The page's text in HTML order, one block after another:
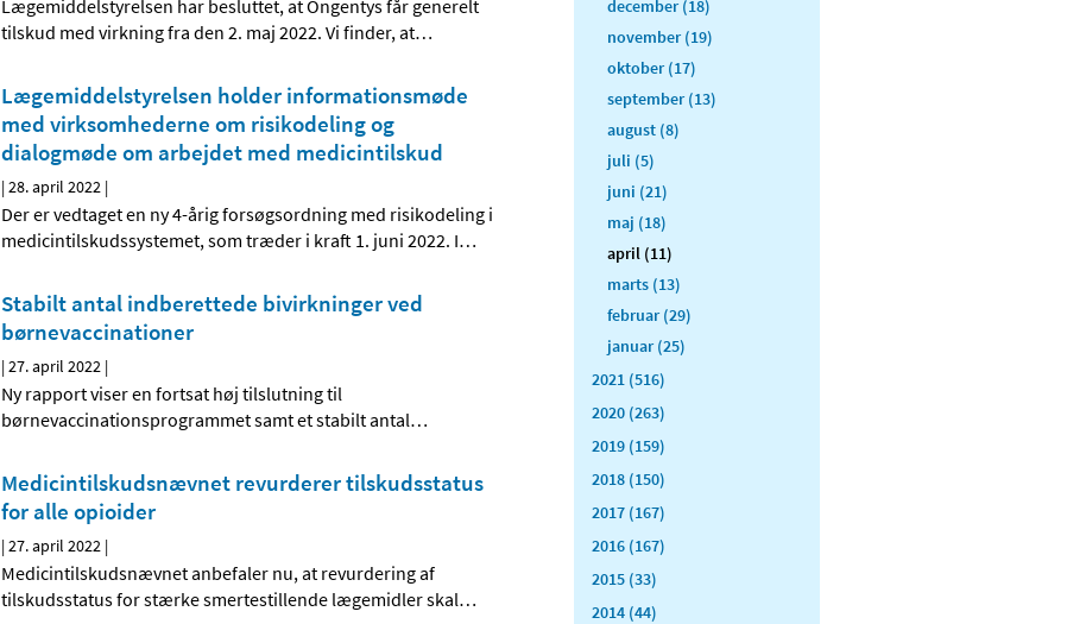
Lægemiddelstyrelsen har besluttet, at Ongentys får generelt
tilskud med virkning fra den 2. maj 2022. Vi finder, at…
Lægemiddelstyrelsen holder informationsmøde
med virksomhederne om risikodeling og
dialogmøde om arbejdet med medicintilskud
|28. april 2022 |
Der er vedtaget en ny 4-årig forsøgsordning med risikodeling i
medicintilskudssystemet, som træder i kraft 1. juni 2022. I…
Stabilt antal indberettede bivirkninger ved
børnevaccinationer
|27. april 2022 |
Ny rapport viser en fortsat høj tilslutning til
børnevaccinationsprogrammet samt et stabilt antal…
Medicintilskudsnævnet revurderer tilskudsstatus
for alle opioider
|27. april 2022 |
Medicintilskudsnævnet anbefaler nu, at revurdering af
tilskudsstatus for stærke smertestillende lægemidler skal…
december (18)
november (19)
oktober (17)
september (13)
august (8)
juli (5)
juni (21)
maj (18)
april (11)
marts (13)
februar (29)
januar (25)
2021 (516)
2020 (263)
2019 (159)
2018 (150)
2017 (167)
2016 (167)
2015 (33)
2014 (44)